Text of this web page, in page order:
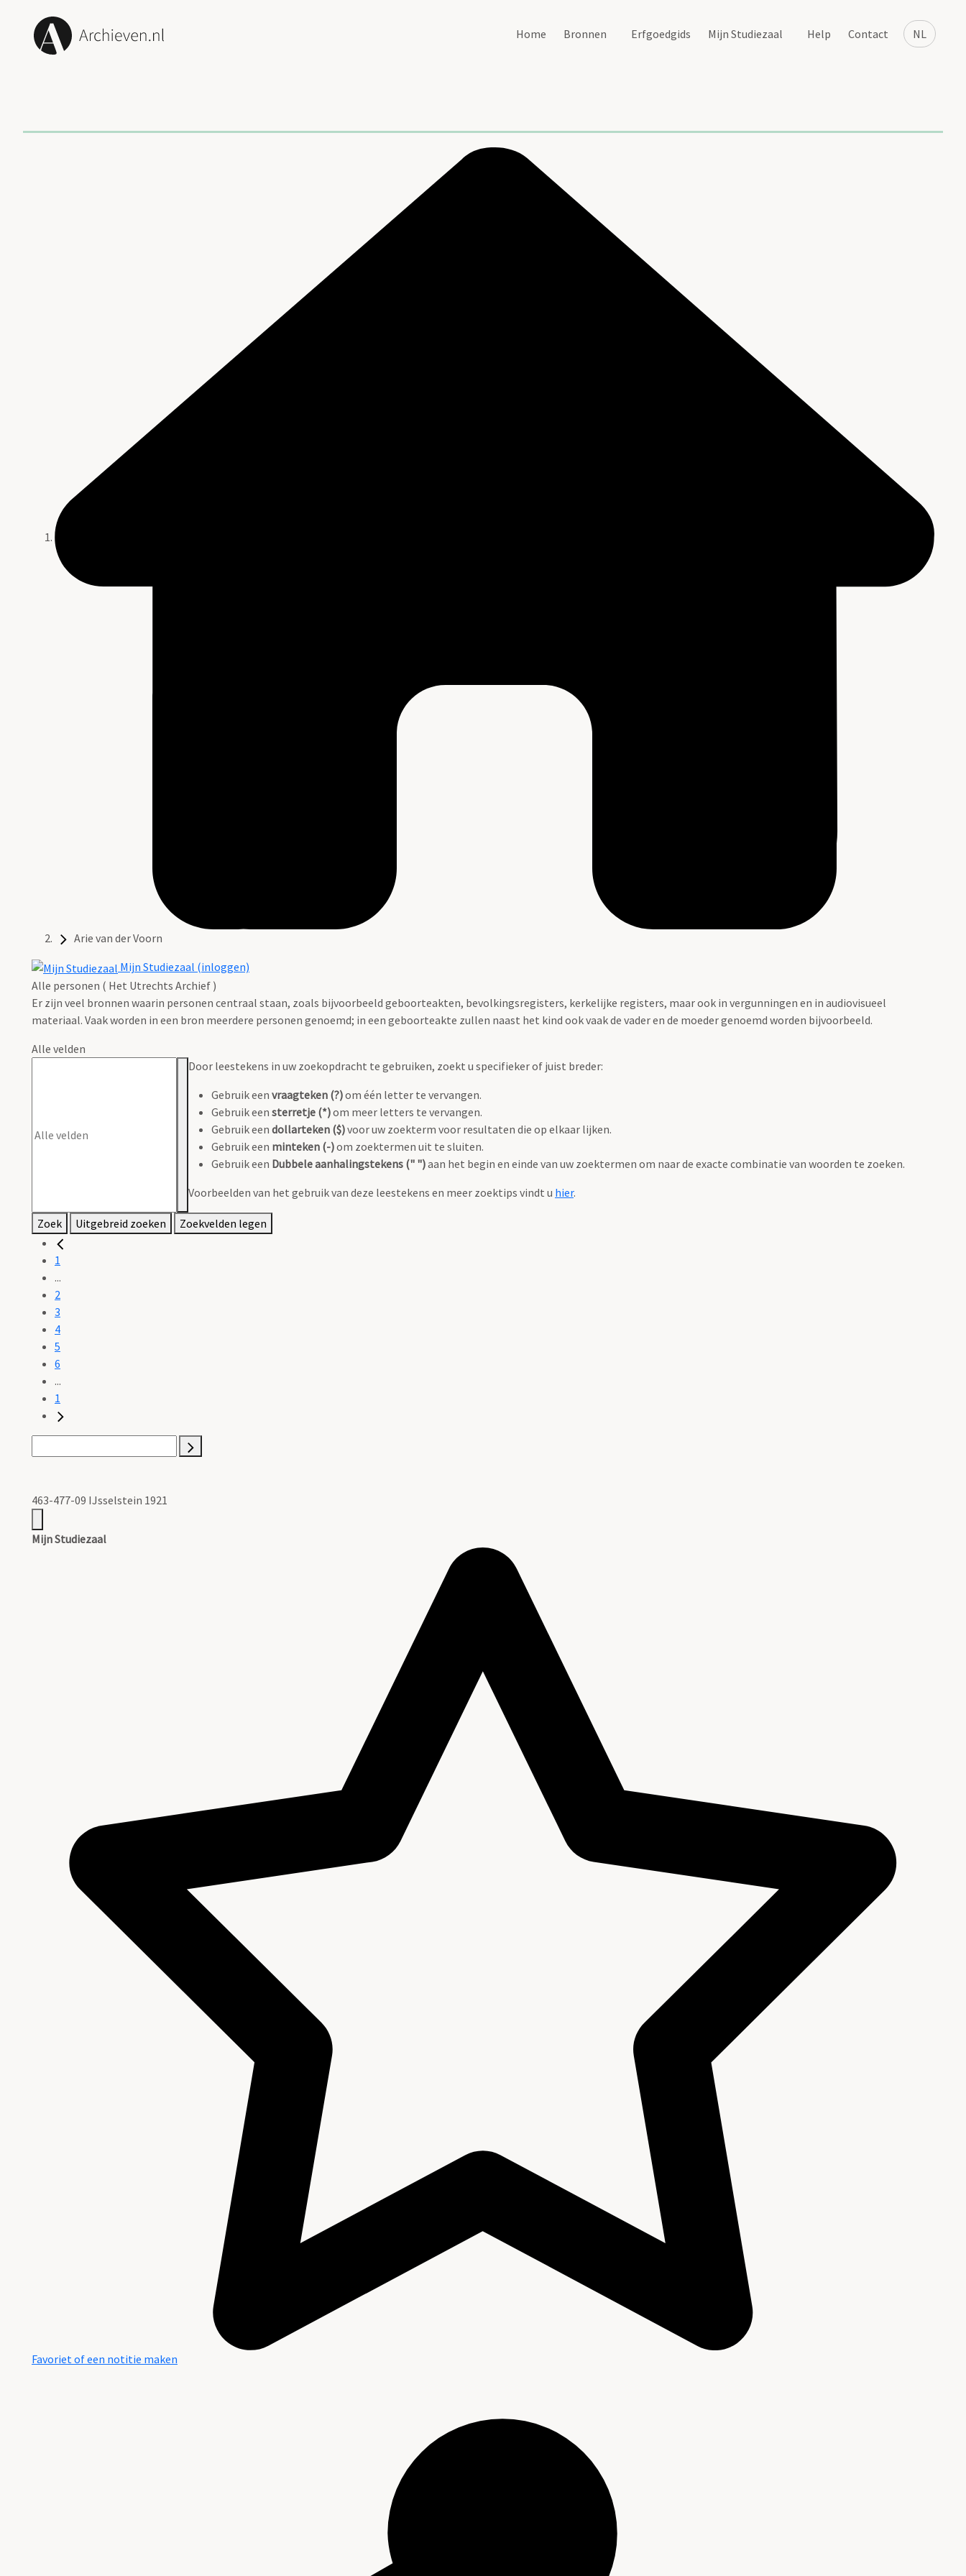
NL
Home Bronnen Erfgoedgids Mijn Studiezaal Help Contact
Arie van der Voorn
Mijn Studiezaal (inloggen)
Alle personen ( Het Utrechts Archief )
Er zijn veel bronnen waarin personen centraal staan, zoals bijvoorbeeld geboorteakten, bevolkingsregisters, kerkelijke registers, maar ook in vergunningen en in audiovisueel
materiaal. Vaak worden in een bron meerdere personen genoemd; in een geboorteakte zullen naast het kind ook vaak de vader en de moeder genoemd worden bijvoorbeeld.
Alle velden
Door leestekens in uw zoekopdracht te gebruiken, zoekt u specifieker of juist breder:
Gebruik een vraagteken (?)om één letter te vervangen.
Gebruik een sterretje (*)om meer letters te vervangen.
Gebruik een dollarteken ($)voor uw zoekterm voor resultaten die op elkaar lijken.
Gebruik een minteken (-)om zoektermen uit te sluiten.
Gebruik een Dubbele aanhalingstekens (" ")aan het begin en einde van uw zoektermen om naar de exacte combinatie van woorden te zoeken.
Voorbeelden van het gebruik van deze leestekens en meer zoektips vindt u hier.
Zoek Uitgebreid zoeken Zoekvelden legen
1
...
2
3
4
5
6
...
1
463-477-09 IJsselstein 1921
Mijn Studiezaal
Favoriet of een notitie maken